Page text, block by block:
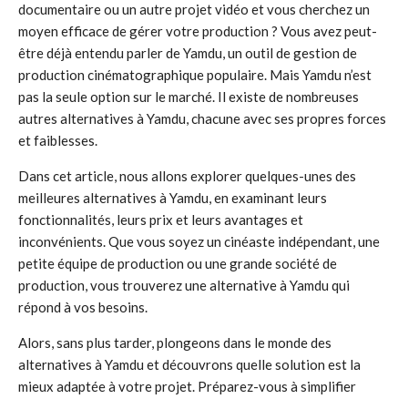
documentaire ou un autre projet vidéo et vous cherchez un
moyen efficace de gérer votre production ? Vous avez peut-
être déjà entendu parler de Yamdu, un outil de gestion de
production cinématographique populaire. Mais Yamdu n’est
pas la seule option sur le marché. Il existe de nombreuses
autres alternatives à Yamdu, chacune avec ses propres forces
et faiblesses.
Dans cet article, nous allons explorer quelques-unes des
meilleures alternatives à Yamdu, en examinant leurs
fonctionnalités, leurs prix et leurs avantages et
inconvénients. Que vous soyez un cinéaste indépendant, une
petite équipe de production ou une grande société de
production, vous trouverez une alternative à Yamdu qui
répond à vos besoins.
Alors, sans plus tarder, plongeons dans le monde des
alternatives à Yamdu et découvrons quelle solution est la
mieux adaptée à votre projet. Préparez-vous à simplifier